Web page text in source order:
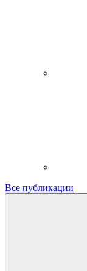
Все публикации